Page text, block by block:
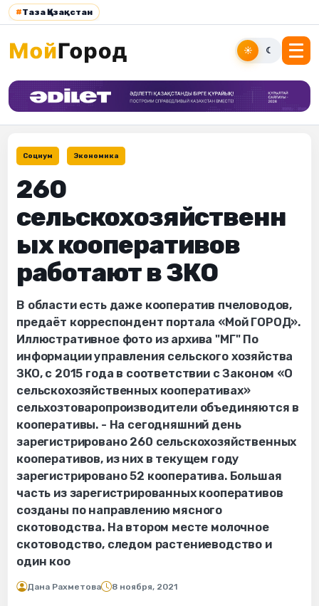
#Таза Қазақстан
☀ ☾
Социум Экономика
260
сельскохозяйственн
ых кооперативов
работают в ЗКО
В области есть даже кооператив пчеловодов,
предаёт корреспондент портала «Мой ГОРОД».
Иллюстративное фото из архива "МГ" По
информации управления сельского хозяйства
ЗКО, с 2015 года в соответствии с Законом «О
сельскохозяйственных кооперативах»
сельхозтоваропроизводители объединяются в
кооперативы. - На сегодняшний день
зарегистрировано 260 сельскохозяйственных
кооперативов, из них в текущем году
зарегистрировано 52 кооператива. Большая
часть из зарегистрированных кооперативов
созданы по направлению мясного
скотоводства. На втором месте молочное
скотоводство, следом растениеводство и
один коо
Дана Рахметова 8 ноября, 2021